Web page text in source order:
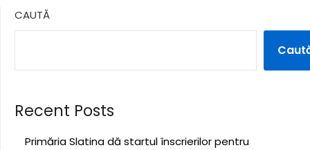
CAUTĂ
Recent Posts
Primăria Slatina dă startul înscrierilor pentru